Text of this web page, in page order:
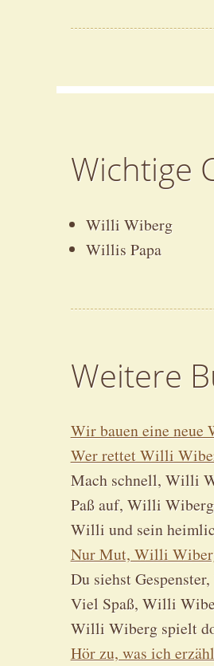
Wichtige
Willi Wiberg
Willis Papa
Weitere
Wir bauen eine
Wer rettet Willi
Mach schnell, Willi
Paß auf, Willi Wiberg
Willi und sein
Nur Mut, Willi
Du siehst
Viel Spaß, Willi
Willi Wiberg spielt
Hör zu, was ich